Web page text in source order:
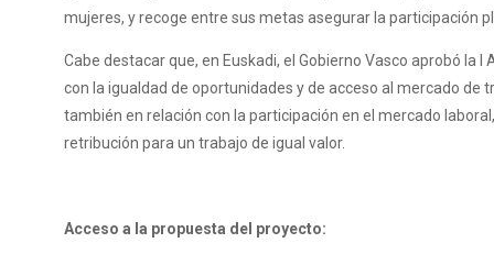
mujeres, y recoge entre sus metas asegurar la participación
Cabe destacar que, en Euskadi, el Gobierno Vasco aprobó la
con la igualdad de oportunidades y de acceso al mercado
también en relación con la participación en el mercado
retribución para un trabajo de igual valor.
Acceso a la propuesta del proyecto: